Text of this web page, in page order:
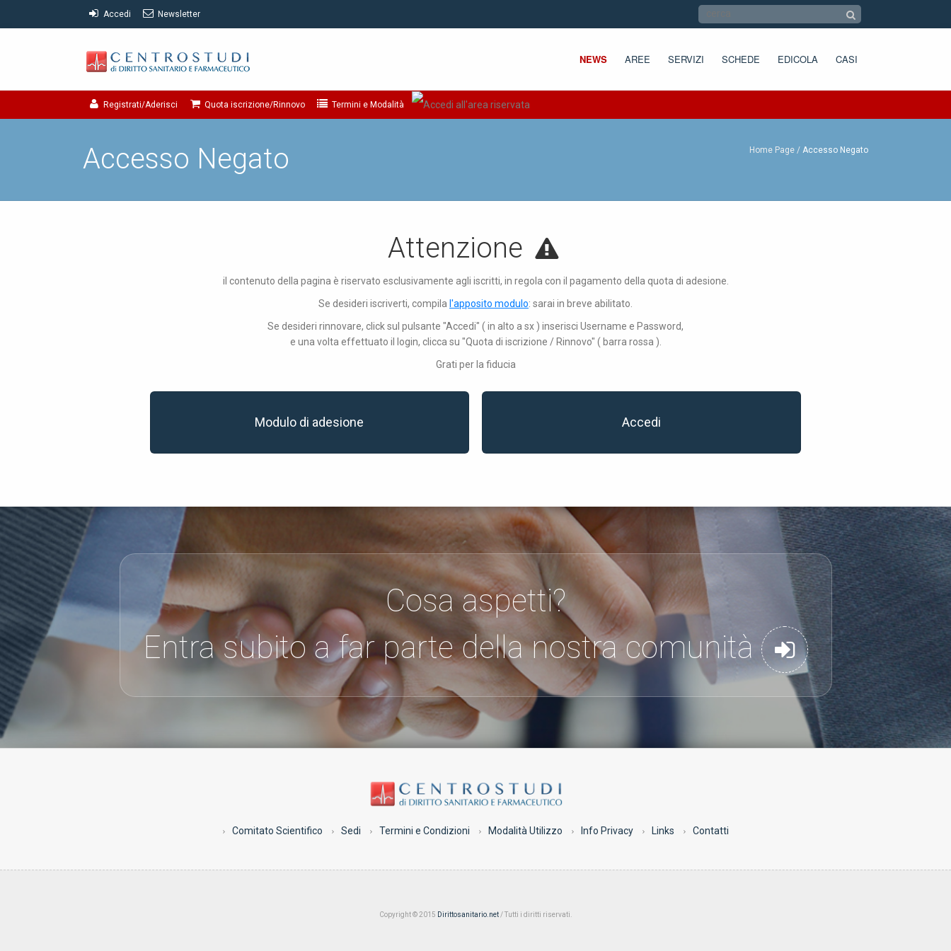
Accedi Newsletter
NEWS AREE SERVIZI SCHEDE EDICOLA CASI
Registrati/Aderisci Quota iscrizione/Rinnovo Termini e Modalità
Accesso Negato Home Page Accesso Negato
Attenzione
il contenuto della pagina è riservato esclusivamente agli iscritti, in regola con il pagamento della quota di adesione.
Se desideri iscriverti, compila l'apposito modulo: sarai in breve abilitato.
Se desideri rinnovare, click sul pulsante "Accedi" ( in alto a sx ) inserisci Username e Password,
e una volta effettuato il login, clicca su "Quota di iscrizione / Rinnovo" ( barra rossa ).
Grati per la fiducia
Modulo di adesione Accedi
Cosa aspetti?
Entra subito a far parte della nostra comunità
Comitato Scientifico Sedi Termini e Condizioni Modalità Utilizzo Info Privacy Links Contatti
Copyright © 2015 Dirittosanitario.net/ Tutti i diritti riservati.